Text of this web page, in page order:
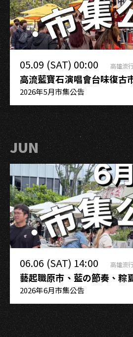
05.09 (SAT) 00:00 高雄流
高流藍寶石演唱會台味復
2026年5月市集公告
JUN
06.06 (SAT) 14:00 高雄流
藝起職原市、藍の節奏、粽
2026年6月市集公告